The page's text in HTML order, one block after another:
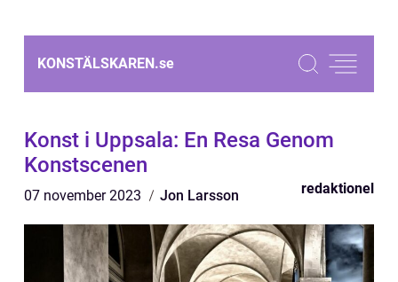
KONSTÄLSKAREN.se
Konst i Uppsala: En Resa Genom
Konstscenen
07 november 2023 Jon Larsson redaktionel